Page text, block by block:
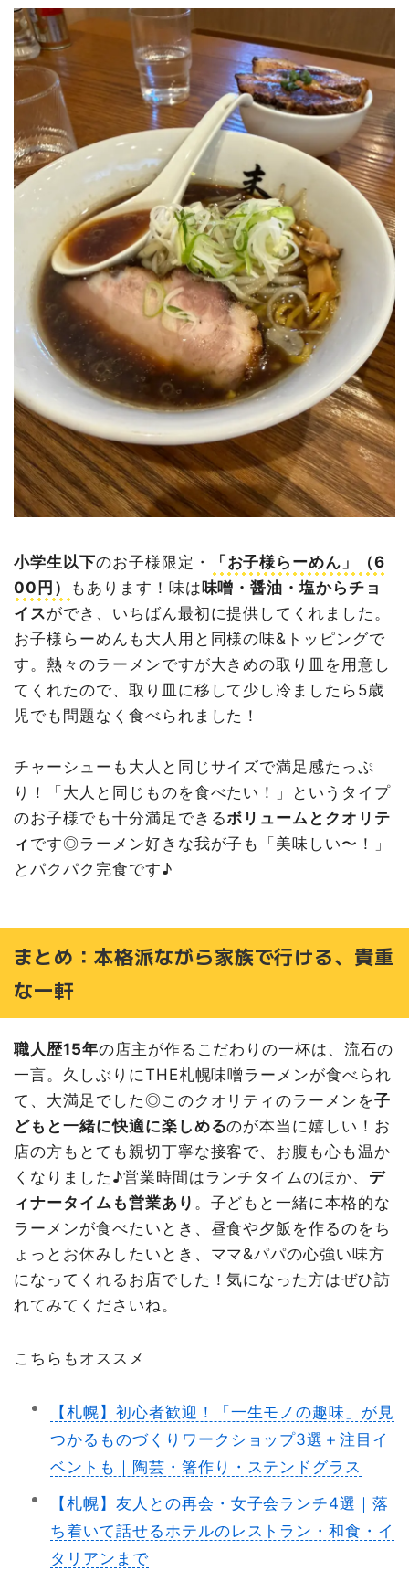
小学生以下のお子様限定・
「お子様らーめん」（6
00円）
もあります！味は味噌・醤油・塩からチョ
イスができ、いちばん最初に提供してくれました。
お子様らーめんも大人用と同様の味&トッピングで
す。熱々のラーメンですが大きめの取り皿を用意し
てくれたので、取り皿に移して少し冷ましたら5歳
児でも問題なく食べられました！
チャーシューも大人と同じサイズで満足感たっぷ
り！「大人と同じものを食べたい！」というタイプ
のお子様でも十分満足できるボリュームとクオリテ
ィ です◎ラーメン好きな我が子も「美味しい〜！」
とパクパク完食です♪
まとめ：本格派ながら家族で行ける、貴重
な一軒
職人歴15年の店主が作るこだわりの一杯は、流石の
一言。久しぶりにTHE札幌味噌ラーメンが食べられ
て、大満足でした◎このクオリティのラーメンを子
どもと一緒に快適に楽しめるのが本当に嬉しい！お
店の方もとても親切丁寧な接客で、お腹も心も温か
くなりました♪営業時間はランチタイムのほか、 デ
ィナータイムも営業あり 。子どもと一緒に本格的な
ラーメンが食べたいとき、昼食や夕飯を作るのをち
ょっとお休みしたいとき、ママ&パパの心強い味方
になってくれるお店でした！気になった方はぜひ訪
れてみてくださいね。
こちらもオススメ
【札幌】初心者歓迎！「一生モノの趣味」が見
つかるものづくりワークショップ3選＋注目イ
ベントも｜陶芸・箸作り・ステンドグラス
【札幌】友人との再会・女子会ランチ4選｜落
ち着いて話せるホテルのレストラン・和食・イ
タリアンまで